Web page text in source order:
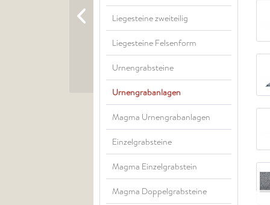
Liegesteine zweiteilig
Liegesteine Felsenform
Urnengrabsteine
Urnengrabanlagen
Magma Urnengrabanlagen
Einzelgrabsteine
Magma Einzelgrabstein
Magma Doppelgrabsteine